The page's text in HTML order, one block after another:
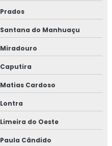
Prados
Santana do Manhuaçu
Miradouro
Caputira
Matias Cardoso
Lontra
Limeira do Oeste
Paula Cândido